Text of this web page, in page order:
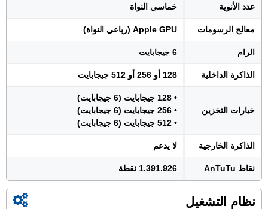
عدد الأنوية خماسي النواة
معالج الرسومات Apple GPU (رباعي النواة)
الرام 6 جيجابايت
الذاكرة الداخلية 128 أو 256 أو 512 جيجابايت
خيارات التخزين
• 128 جيجابايت (6 جيجابايت)
• 256 جيجابايت (6 جيجابايت)
• 512 جيجابايت (6 جيجابايت)
الذاكرة الخارجية لا يدعم
نقاط AnTuTu 1.391.926 نقطة
نظام التشغيل